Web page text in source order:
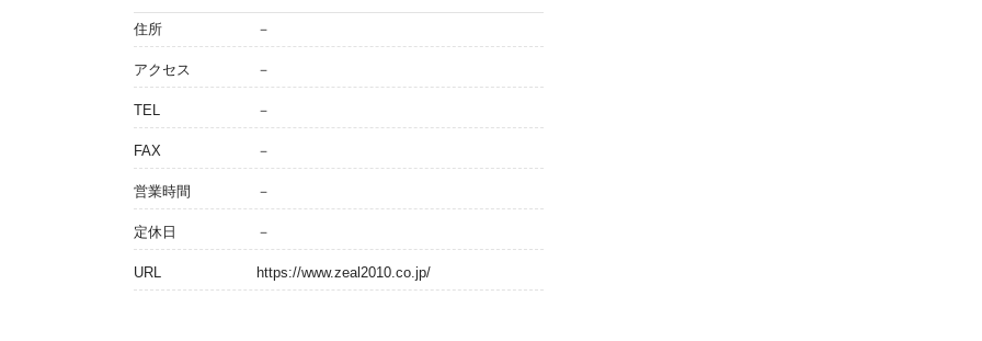
住所 －
アクセス －
TEL －
FAX －
営業時間 －
定休日 －
URL https://www.zeal2010.co.jp/